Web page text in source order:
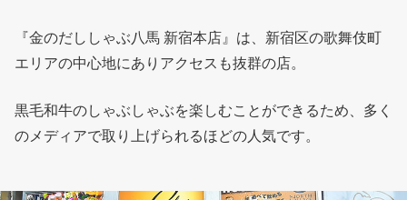
『金のだししゃぶ八馬 新宿本店』は、新宿区の歌舞伎町
エリアの中心地にありアクセスも抜群の店。
黒毛和牛のしゃぶしゃぶを楽しむことができるため、多く
のメディアで取り上げられるほどの人気です。